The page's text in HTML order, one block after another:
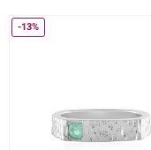
-13%